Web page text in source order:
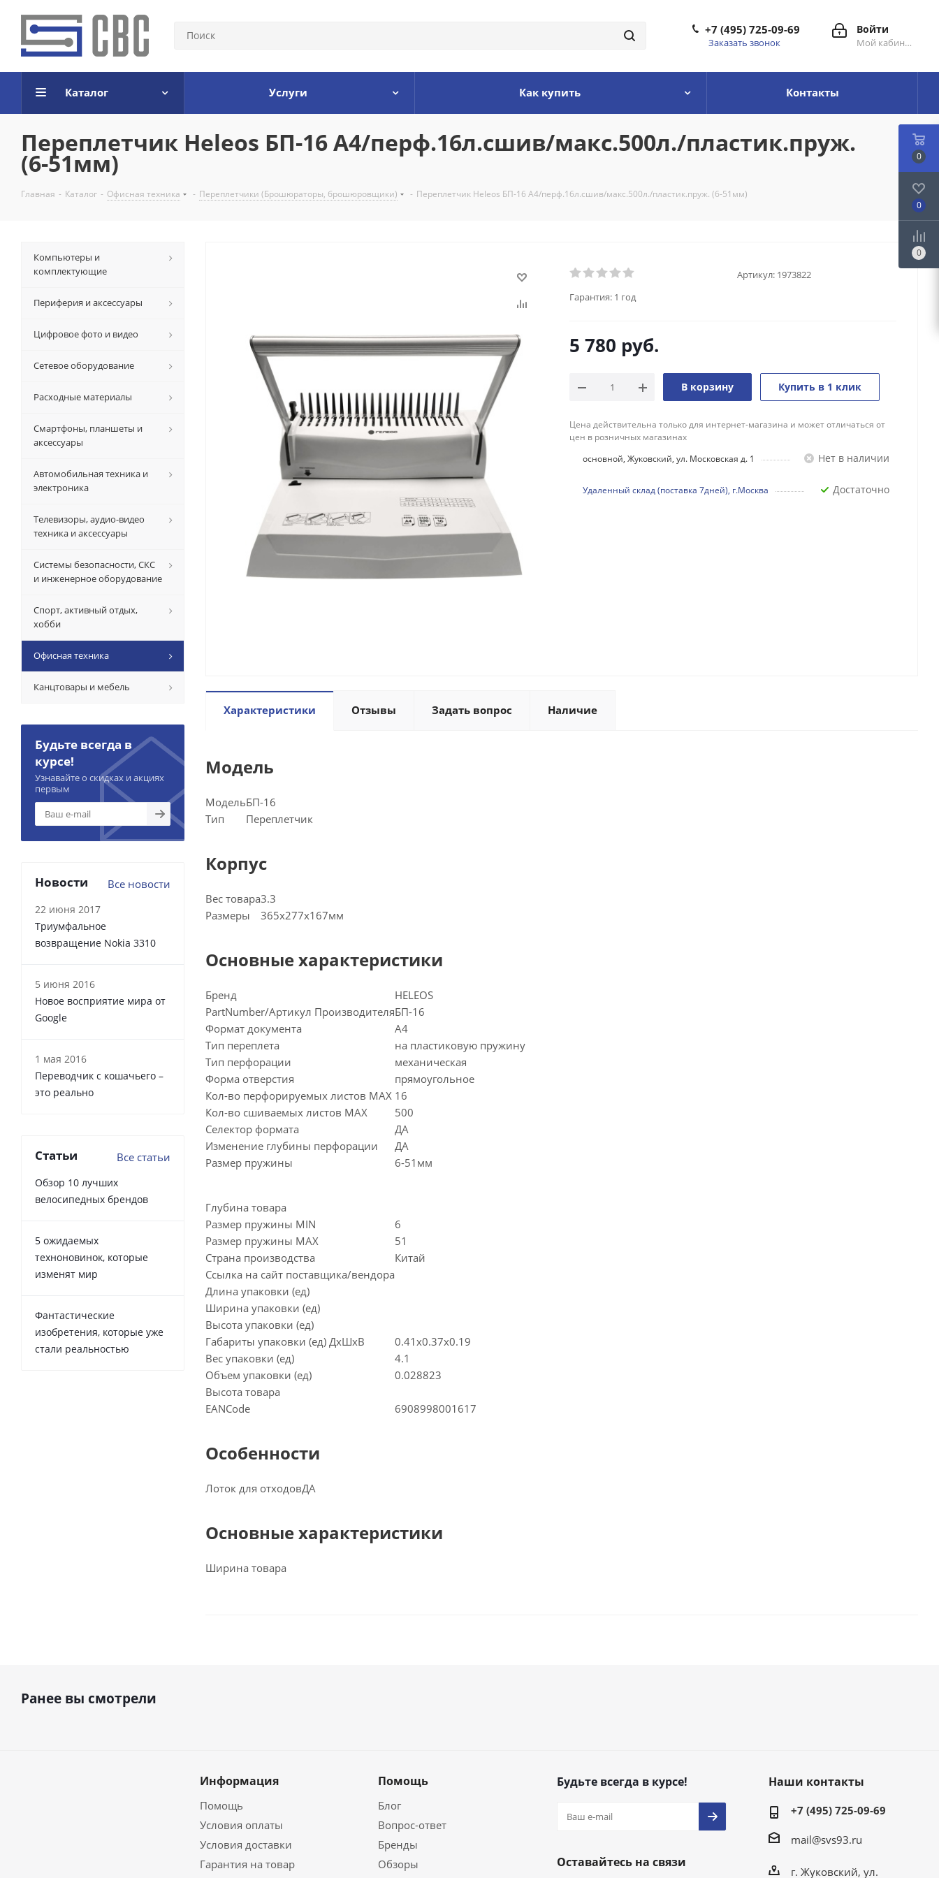
Войти
Мой кабинет
+7 (495) 725-09-69
Заказать звонок
Каталог Услуги Как купить Контакты
Переплетчик Heleos БП-16 A4/перф.16л.сшив/макс.500л./пластик.пруж.
(6-51мм)
Главная - Каталог - Офисная техника - Переплетчики (Брошюраторы, брошюровщики) - Переплетчик Heleos БП-16 A4/перф.16л.сшив/макс.500л./пластик.пруж. (6-51мм)
Артикул: 1973822
Гарантия: 1 год
5 780 руб.
В корзину Купить в 1 клик
Цена действительна только для интернет-магазина и может отличаться от
цен в розничных магазинах
основной, Жуковский, ул. Московская д. 1
Нет в наличии
Удаленный склад (поставка 7дней), г.Москва Достаточно
Характеристики Отзывы Задать вопрос Наличие
Модель
МодельБП-16
Тип
Переплетчик
Корпус
Вес товара3.3
Размеры
365x277x167мм
Основные характеристики
Бренд
HELEOS
PartNumber/Артикул ПроизводителяБП-16
Формат документа
A4
Тип переплета
на пластиковую пружину
Тип перфорации
механическая
Форма отверстия
прямоугольное
Кол-во перфорируемых листов MAX 16
Кол-во сшиваемых листов MAX
500
Селектор формата
ДА
Изменение глубины перфорации
ДА
Размер пружины
6-51мм
Глубина товара
Размер пружины MIN
6
Размер пружины MAX
51
Страна производства
Китай
Ссылка на сайт поставщика/вендора
Длина упаковки (ед)
Ширина упаковки (ед)
Высота упаковки (ед)
Габариты упаковки (ед) ДхШхВ
0.41x0.37x0.19
Вес упаковки (ед)
4.1
Объем упаковки (ед)
0.028823
Высота товара
EANCode
6908998001617
Особенности
Лоток для отходовДА
Основные характеристики
Ширина товара
Компьютеры и
комплектующие
Периферия и аксессуары
Цифровое фото и видео
Сетевое оборудование
Расходные материалы
Смартфоны, планшеты и
аксессуары
Автомобильная техника и
электроника
Телевизоры, аудио-видео
техника и аксессуары
Системы безопасности, СКС
и инженерное оборудование
Спорт, активный отдых,
хобби
Офисная техника
Канцтовары и мебель
Будьте всегда в
курсе!
Узнавайте о скидках и акциях
первым
Новости Все новости
22 июня 2017
Триумфальное
возвращение Nokia 3310
5 июня 2016
Новое восприятие мира от
Google
1 мая 2016
Переводчик с кошачьего –
это реально
Статьи Все статьи
Обзор 10 лучших
велосипедных брендов
5 ожидаемых
техноновинок, которые
изменят мир
Фантастические
изобретения, которые уже
стали реальностью
Ранее вы смотрели
Информация
Помощь
Условия оплаты
Условия доставки
Гарантия на товар
Помощь
Блог
Вопрос-ответ
Бренды
Обзоры
Будьте всегда в курсе!
Оставайтесь на связи
Наши контакты
+7 (495) 725-09-69
mail@svs93.ru
г. Жуковский, ул.
0
0
0